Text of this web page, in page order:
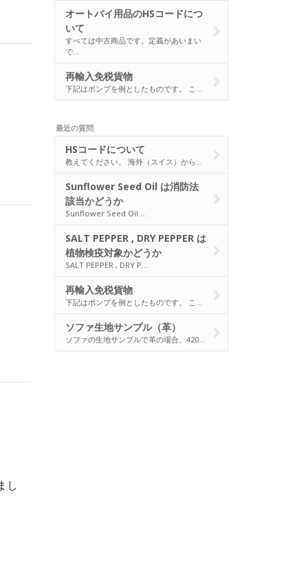
し
オートバイ用品のHSコードにつ
いて
すべては中古商品です。定義があいまい
で…
再輸入免税貨物
下記はポンプを例としたものです。 こ…
最近の質問
HSコードについて
教えてください。 海外（スイス）から…
Sunflower Seed Oil は消防法
該当かどうか
Sunflower Seed Oil …
SALT PEPPER , DRY PEPPER は
植物検疫対象かどうか
SALT PEPPER , DRY P…
再輸入免税貨物
下記はポンプを例としたものです。 こ…
ソファ生地サンプル（革）
ソファの生地サンプルで革の場合、420…